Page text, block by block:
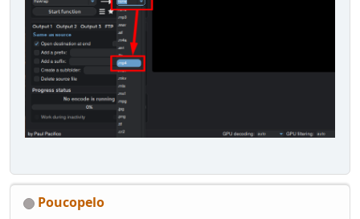
Poucopelo